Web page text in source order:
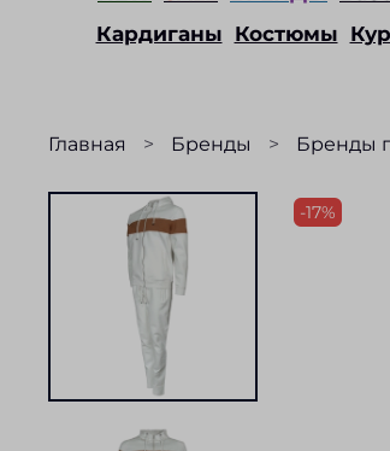
Кардиганы Костюмы
Главная Бренды Бренды
-17%